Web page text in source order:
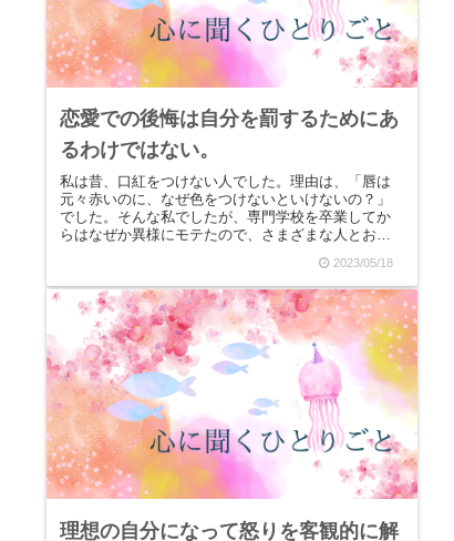
恋愛での後悔は自分を罰するためにあ
るわけではない。
私は昔、口紅をつけない人でした。理由は、「唇は
元々赤いのに、なぜ色をつけないといけないの？」
でした。そんな私でしたが、専門学校を卒業してか
らはなぜか異様にモテたので、さまざまな人とお付
2023/05/18
理想の自分になって怒りを客観的に解